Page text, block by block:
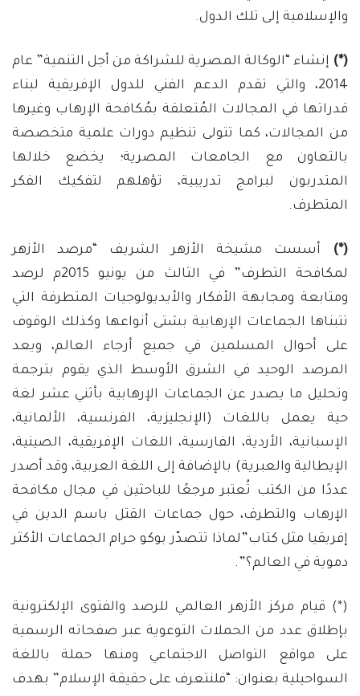
والإسلامية إلى تلك الدول.
(*) إنشاء “الوكالة المصرية للشراكة من أجل التنمية” عام
2014، والتي تقدم الدعم الفني للدول الإفريقية لبناء
قدراتها في المجالات المُتعلقة بمُكافحة الإرهاب وغيرها
من المجالات، كما تتولى تنظيم دورات علمية متخصصة
بالتعاون مع الجامعات المصرية؛ يخضع خلالها
المتدربون لبرامج تدريبية، تؤهلهم لتفكيك الفكر
المتطرف.
(*)
أسست مشيخة الأزهر الشريف “مرصد الأزهر
لمكافحة التطرف” في الثالث من يونيو 2015م لرصد
ومتابعة ومجابهة الأفكار والأيديولوجيات المتطرفة التي
تتبناها الجماعات الإرهابية بشتى أنواعها وكذلك الوقوف
على أحوال المسلمين في جميع أرجاء العالم، ويعد
المرصد الوحيد في الشرق الأوسط الذي يقوم بترجمة
وتحليل ما يصدر عن الجماعات الإرهابية بأثني عشر لغة
حية يعمل باللغات (الإنجليزية، الفرنسية، الألمانية،
الإسبانية، الأردية، الفارسية، اللغات الإفريقية، الصينية،
الإيطالية والعبرية) بالإضافة إلى اللغة العربية، وقد أصدر
عددًا من الكتب تُعتبر مرجعًا للباحثين في مجال مكافحة
الإرهاب والتطرف، حول جماعات القتل باسم الدين في
إفريقيا مثل كتاب”لماذا تتصدّر بوكو حرام الجماعات الأكثر
دموية في العالم؟”.
(*) قيام مركز الأزهر العالمي للرصد والفتوى الإلكترونية
بإطلاق عدد من الحملات التوعوية عبر صفحاته الرسمية
على مواقع التواصل الاجتماعي ومنها حملة باللغة
السواحيلية بعنوان: “فلنتعرف على حقيقة الإسلام” بهدف